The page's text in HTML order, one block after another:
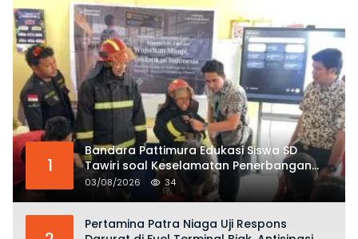
1
Bandara Pattimura Edukasi Siswa SD
Tawiri soal Keselamatan Penerbangan
dan Bahaya Bermain Layang-layang di
KKOP
03/08/2026 34
Pertamina Patra Niaga Uji Respons